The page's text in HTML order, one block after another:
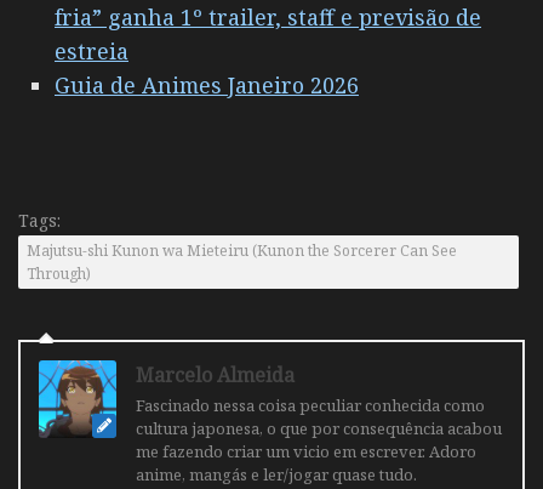
fria” ganha 1º trailer, staff e previsão de
estreia
Guia de Animes Janeiro 2026
Tags:
Majutsu-shi Kunon wa Mieteiru (Kunon the Sorcerer Can See
Through)
Marcelo Almeida
Fascinado nessa coisa peculiar conhecida como
cultura japonesa, o que por consequência acabou
me fazendo criar um vicio em escrever. Adoro
anime, mangás e ler/jogar quase tudo.